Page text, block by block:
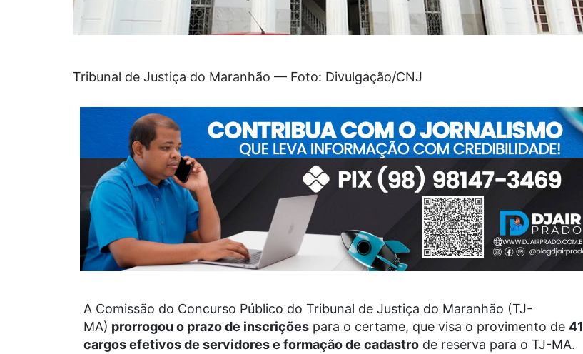
Tribunal de Justiça do Maranhão — Foto: Divulgação/CNJ
A Comissão do Concurso Público do Tribunal de Justiça do Maranhão (TJ-
MA) prorrogou o prazo de inscrições para o certame, que visa o provimento de 41
cargos efetivos de servidores e formação de cadastro de reserva para o TJ-MA.